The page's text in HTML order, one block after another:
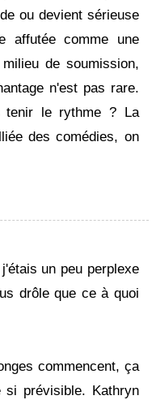
ou devient sérieuse
affutée comme une
de soumission,
n'est pas rare.
tenir le rythme ? La
des comédies, on
un peu perplexe
drôle que ce à quoi
commencent, ça
si prévisible. Kathryn